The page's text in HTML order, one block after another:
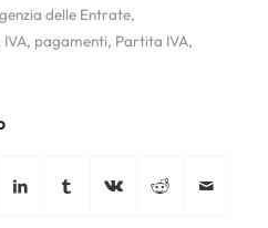
delle Entrate,
IVA, pagamenti, Partita IVA,